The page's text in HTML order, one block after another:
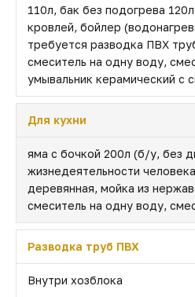
110л, бак без подогрева
кровлей, бойлер
требуется разводка ПВХ
смеситель на одну воду,
умывальник керамический с
Для кухни
яма с бочкой 200л (б/у, без
жизнедеятельности
деревянная, мойка из
смеситель на одну воду,
Разводка труб ПВХ
Внутри хозблока